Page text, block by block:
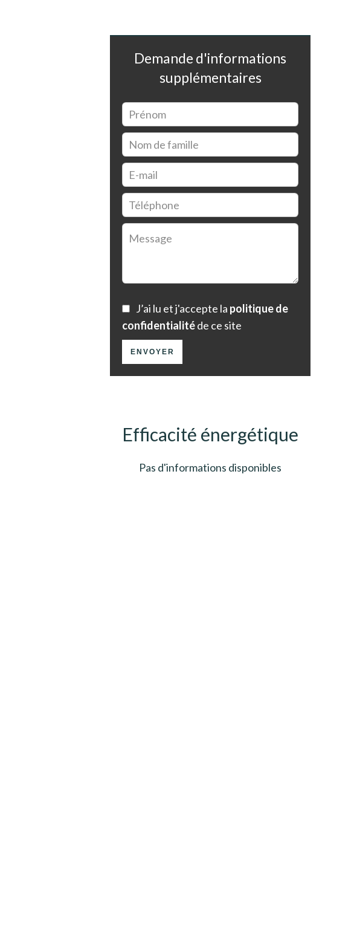
Demande d'informations
supplémentaires
J’ai lu et j'accepte la politique de
confidentialitéde ce site
ENVOYER
Efficacité énergétique
Pas d'informations disponibles